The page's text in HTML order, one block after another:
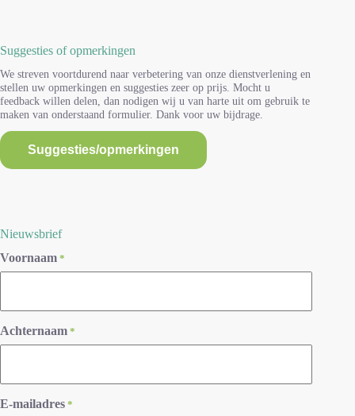
Suggesties of opmerkingen
We streven voortdurend naar verbetering van onze dienstverlening en
stellen uw opmerkingen en suggesties zeer op prijs. Mocht u
feedback willen delen, dan nodigen wij u van harte uit om gebruik te
maken van onderstaand formulier. Dank voor uw bijdrage.
Suggesties/opmerkingen
Nieuwsbrief
Voornaam *
Achternaam *
E-mailadres *